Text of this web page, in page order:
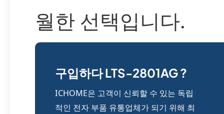
월한 선택입니다.
구입하다 LTS-2801AG ?
ICHOME은 고객이 신뢰할 수 있는 독립
적인 전자 부품 유통업체가 되기 위해 최